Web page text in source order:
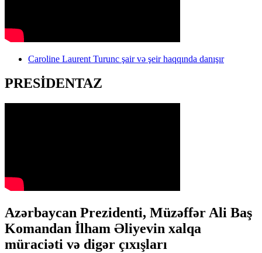
Caroline Laurent Turunc şair və şeir haqqında danışır
PRESİDENTAZ
Azərbaycan Prezidenti, Müzəffər Ali Baş
Komandan İlham Əliyevin xalqa
müraciəti və digər çıxışları